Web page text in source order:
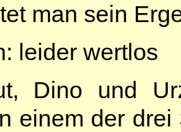
man sein
leider wertlos
Dino und
einem der